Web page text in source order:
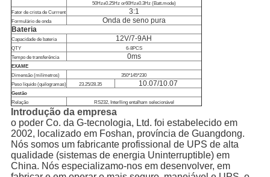
50Hz±0.25Hz or60Hz±0.3Hz (Batt.mode)
Fator de crista de Currrent
3:1
Formulário de onda
Onda de seno pura
Bateria
Capacidade de bateria 12V/7-9AH
QTY
6-8PCS
Tempo de transferência
0ms
EXAME
Dimensão (milímetros)
350*145*230
Peso líquido (quilogramas)
23.25/28.35 10.07/10.07
Gestão
Relação
RS232, Interlling entalham selecionável
Introdução da empresa
o poder Co. da G-tecnologia, Ltd. foi estabelecido em
2002, localizado em Foshan, província de Guangdong.
Nós somos um fabricante profissional de UPS de alta
qualidade (sistemas de energia Uninterruptible) em
China. Nós especializamo-nos em desenvolver, em